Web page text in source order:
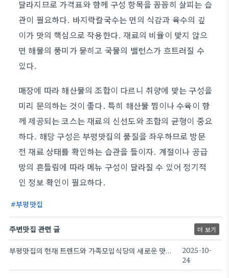
달라지므로 가격표와 함께 구성 항목을 꼼꼼히 살피는 습
관이 필요하다. 바지락칼국수는 면의 식감과 육수의 깊
이가 맛의 핵심으로 작용한다. 재료의 비율이 맞지 않으
면 해물의 풍미가 묻히고 국물의 밸런스가 흐트러질 수
있다.
매장에 따라 해산물의 조합이 다르니 취향에 맞는 구성을
미리 문의하는 것이 좋다. 특히 해산물 찜이나 수육이 함
께 제공되는 코스는 재료의 신선도와 조합의 균형이 중요
하다. 해당 구성은 부평맛집의 품질을 좌우하므로 방문
전 재료 상태를 확인하는 습관을 들이자. 계절이나 공급
망의 흔들림에 따라 메뉴 구성이 달라질 수 있어 정기적
인 정보 확인이 필요하다.
부평맛집
주변맛집 관련 글 더 보기
부평맛집의 현재 트렌드와 가족모임식당의 새로운 맛지도
2025-10-
24